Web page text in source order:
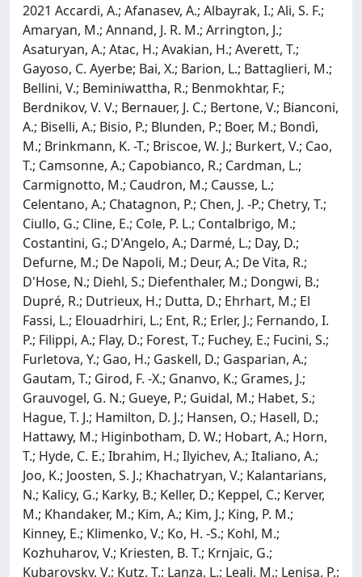
2021 Accardi, A.; Afanasev, A.; Albayrak, I.; Ali, S. F.;
Amaryan, M.; Annand, J. R. M.; Arrington, J.;
Asaturyan, A.; Atac, H.; Avakian, H.; Averett, T.;
Gayoso, C. Ayerbe; Bai, X.; Barion, L.; Battaglieri, M.;
Bellini, V.; Beminiwattha, R.; Benmokhtar, F.;
Berdnikov, V. V.; Bernauer, J. C.; Bertone, V.; Bianconi,
A.; Biselli, A.; Bisio, P.; Blunden, P.; Boer, M.; Bondì,
M.; Brinkmann, K. -T.; Briscoe, W. J.; Burkert, V.; Cao,
T.; Camsonne, A.; Capobianco, R.; Cardman, L.;
Carmignotto, M.; Caudron, M.; Causse, L.;
Celentano, A.; Chatagnon, P.; Chen, J. -P.; Chetry, T.;
Ciullo, G.; Cline, E.; Cole, P. L.; Contalbrigo, M.;
Costantini, G.; D'Angelo, A.; Darmé, L.; Day, D.;
Defurne, M.; De Napoli, M.; Deur, A.; De Vita, R.;
D'Hose, N.; Diehl, S.; Diefenthaler, M.; Dongwi, B.;
Dupré, R.; Dutrieux, H.; Dutta, D.; Ehrhart, M.; El
Fassi, L.; Elouadrhiri, L.; Ent, R.; Erler, J.; Fernando, I.
P.; Filippi, A.; Flay, D.; Forest, T.; Fuchey, E.; Fucini, S.;
Furletova, Y.; Gao, H.; Gaskell, D.; Gasparian, A.;
Gautam, T.; Girod, F. -X.; Gnanvo, K.; Grames, J.;
Grauvogel, G. N.; Gueye, P.; Guidal, M.; Habet, S.;
Hague, T. J.; Hamilton, D. J.; Hansen, O.; Hasell, D.;
Hattawy, M.; Higinbotham, D. W.; Hobart, A.; Horn,
T.; Hyde, C. E.; Ibrahim, H.; Ilyichev, A.; Italiano, A.;
Joo, K.; Joosten, S. J.; Khachatryan, V.; Kalantarians,
N.; Kalicy, G.; Karky, B.; Keller, D.; Keppel, C.; Kerver,
M.; Khandaker, M.; Kim, A.; Kim, J.; King, P. M.;
Kinney, E.; Klimenko, V.; Ko, H. -S.; Kohl, M.;
Kozhuharov, V.; Kriesten, B. T.; Krnjaic, G.;
Kubarovsky, V.; Kutz, T.; Lanza, L.; Leali, M.; Lenisa, P.;